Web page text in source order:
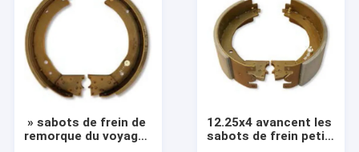
» sabots de frein de
remorque du voyage
12.25x4 avancent les
sabots de frein petit